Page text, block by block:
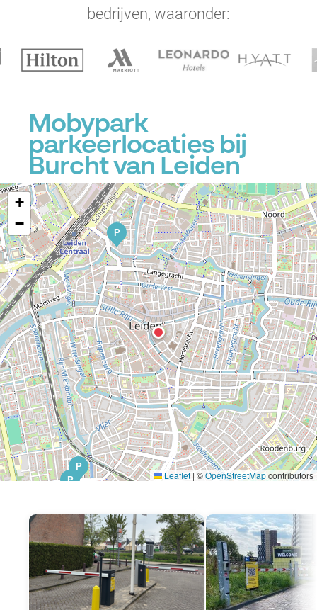
bedrijven, waaronder:
Mobypark
parkeerlocaties bij
Burcht van Leiden
P
P
P
P
P
P
P
+
−
Leaflet | ©OpenStreetMapcontributors